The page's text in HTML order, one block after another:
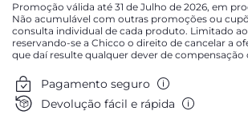
Promoção válida até 31 de Julho de 2026, em
Não acumulável com outras promoções ou
consulta individual de cada produto. Limitado
reservando-se a Chicco o direito de cancelar a
que daí resulte qualquer dever de compensação
Pagamento seguro
Devolução fácil e rápida